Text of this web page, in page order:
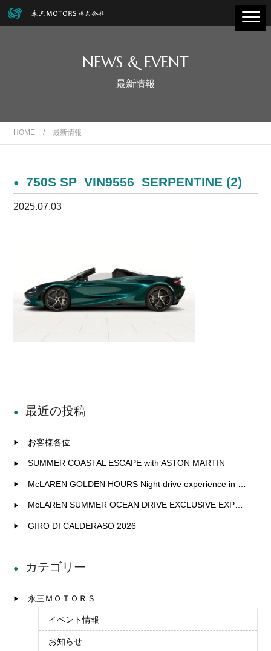
NEWS & EVENT
最新情報
HOME / 最新情報
750S SP_VIN9556_SERPENTINE (2)
2025.07.03
最近の投稿
お客様各位
SUMMER COASTAL ESCAPE with ASTON MARTIN
McLAREN GOLDEN HOURS Night drive experience in Fukuoka
McLAREN SUMMER OCEAN DRIVE EXCLUSIVE EXPERIENCE IN KITAKYUSHU
GIRO DI CALDERASO 2026
カテゴリー
永三ＭＯＴＯＲＳ
イベント情報
お知らせ